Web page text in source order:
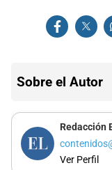
Sobre el Autor
Redacción
Ver Perfil